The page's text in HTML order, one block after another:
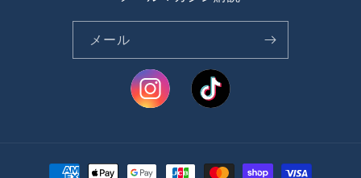
メール
決